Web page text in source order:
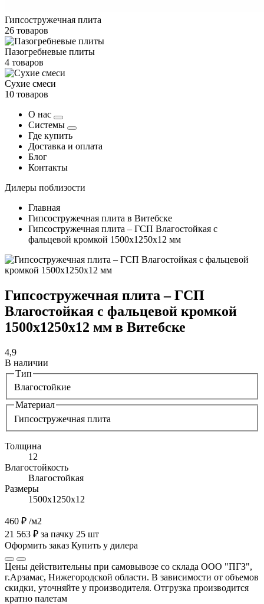
Гипсостружечная плита
26 товаров
Пазогребневые плиты
4 товаров
Сухие смеси
10 товаров
О нас
Системы
Где купить
Доставка и оплата
Блог
Контакты
Дилеры поблизости
Главная
Гипсостружечная плита в Витебске
Гипсостружечная плита – ГСП Влагостойкая с
фальцевой кромкой 1500х1250х12 мм
Гипсостружечная плита – ГСП
Влагостойкая с фальцевой кромкой
1500х1250х12 мм в Витебске
4,9
В наличии
Тип
Влагостойкие
Материал
Гипсостружечная плита
Толщина
12
Влагостойкость
Влагостойкая
Размеры
1500х1250х12
460 ₽ /м2
21 563 ₽ за пачку 25 шт
Оформить заказ Купить у дилера
Цены действительны при самовывозе со склада ООО "ПГЗ",
г.Арзамас, Нижегородской области. В зависимости от объемов
скидки, уточняйте у производителя. Отгрузка производится
кратно палетам